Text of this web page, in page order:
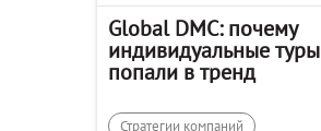
Global DMC: почему
индивидуальные туры
попали в тренд
Стратегии компаний